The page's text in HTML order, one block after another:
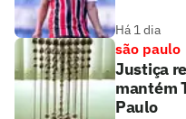
Há 1 dia
são paulo
Justiça
mantém
Paulo